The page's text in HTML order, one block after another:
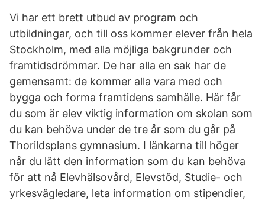
Vi har ett brett utbud av program och
utbildningar, och till oss kommer elever från hela
Stockholm, med alla möjliga bakgrunder och
framtidsdrömmar. De har alla en sak har de
gemensamt: de kommer alla vara med och
bygga och forma framtidens samhälle. Här får
du som är elev viktig information om skolan som
du kan behöva under de tre år som du går på
Thorildsplans gymnasium. I länkarna till höger
når du lätt den information som du kan behöva
för att nå Elevhälsovård, Elevstöd, Studie- och
yrkesvägledare, leta information om stipendier,